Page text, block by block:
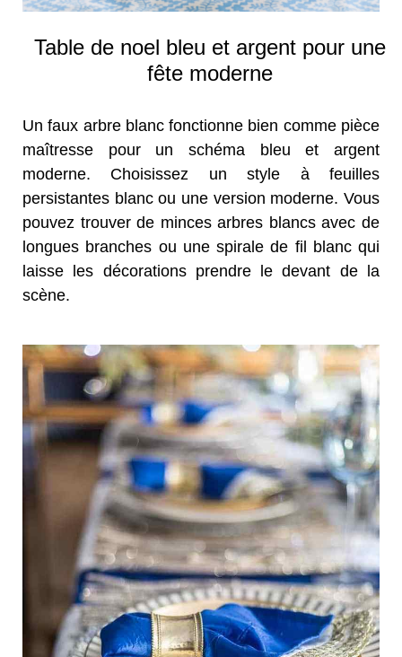
Table de noel bleu et argent pour une
fête moderne
Un faux arbre blanc fonctionne bien comme pièce
maîtresse pour un schéma bleu et argent
moderne. Choisissez un style à feuilles
persistantes blanc ou une version moderne. Vous
pouvez trouver de minces arbres blancs avec de
longues branches ou une spirale de fil blanc qui
laisse les décorations prendre le devant de la
scène.